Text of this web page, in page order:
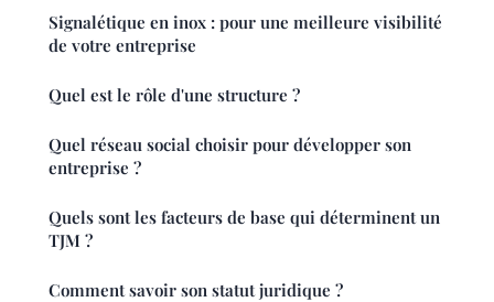
Signalétique en inox : pour une meilleure visibilité
de votre entreprise
Quel est le rôle d'une structure ?
Quel réseau social choisir pour développer son
entreprise ?
Quels sont les facteurs de base qui déterminent un
TJM ?
Comment savoir son statut juridique ?